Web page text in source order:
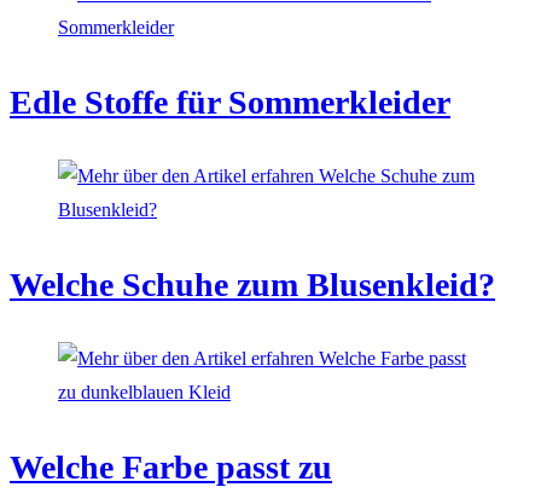
Edle Stoffe für Sommerkleider
Welche Schuhe zum Blusenkleid?
Welche Farbe passt zu